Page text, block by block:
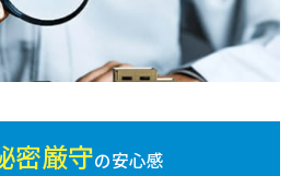
密厳守の安心感